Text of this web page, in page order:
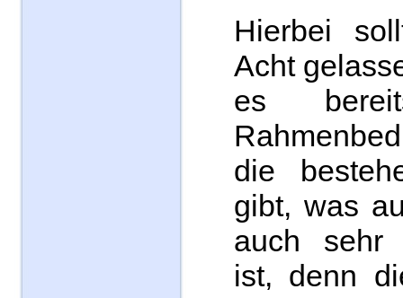
Hierbei
Acht
es
die
gibt, was
auch sehr
ist, denn